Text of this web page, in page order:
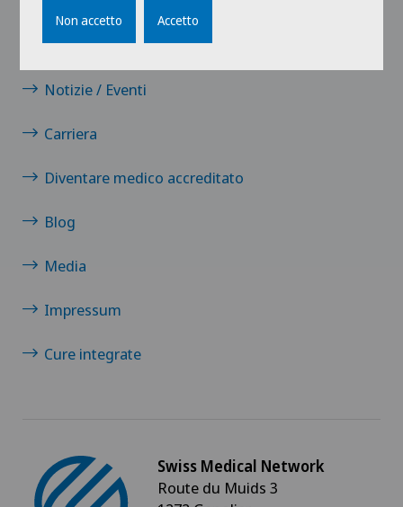
Clinica Sant Anna
Clinique de Genolier
Clinique de Montchoisi
Clinique de Valère
Genolier Innovation Hub SA
Contatto
Notizie / Eventi
Carriera
Diventare medico accreditato
Blog
Media
Impressum
Cure integrate
Swiss Medical Network
Route du Muids 3
Non accetto Accetto